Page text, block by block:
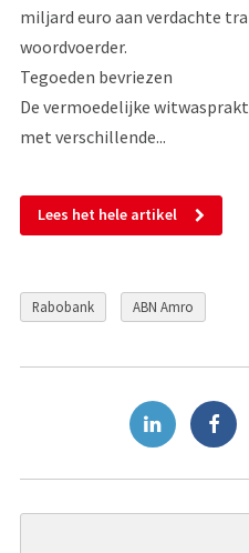
miljard euro aan verdachte
woordvoerder.
Tegoeden bevriezen
De vermoedelijke
met verschillende...
Lees het hele artikel
Rabobank ABN Amro